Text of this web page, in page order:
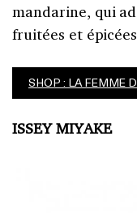
mandarine, qui
fruitées et
SHOP : LA FEMME
ISSEY MIYAKE